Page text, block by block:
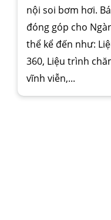
nội soi bơm hơi.
đóng góp cho
thể kể đến như:
360, Liệu trình
vĩnh viễn,...